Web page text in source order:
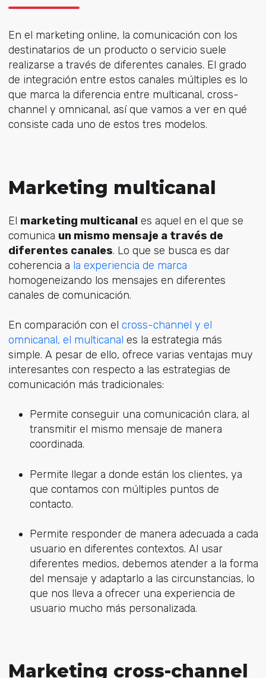
En el marketing online, la comunicación con los
destinatarios de un producto o servicio suele
realizarse a través de diferentes canales. El grado
de integración entre estos canales múltiples es lo
que marca la diferencia entre multicanal, cross-
channel y omnicanal, así que vamos a ver en qué
consiste cada uno de estos tres modelos.
Marketing multicanal
El marketing multicanales aquel en el que se
comunica un mismo mensaje a través de
diferentes canales. Lo que se busca es dar
coherencia a la experiencia de marca
homogeneizando los mensajes en diferentes
canales de comunicación.
En comparación con el cross-channel y el
omnicanal, el multicanal es la estrategia más
simple. A pesar de ello, ofrece varias ventajas muy
interesantes con respecto a las estrategias de
comunicación más tradicionales:
Permite conseguir una comunicación clara, al
transmitir el mismo mensaje de manera
coordinada.
Permite llegar a donde están los clientes, ya
que contamos con múltiples puntos de
contacto.
Permite responder de manera adecuada a cada
usuario en diferentes contextos. Al usar
diferentes medios, debemos atender a la forma
del mensaje y adaptarlo a las circunstancias, lo
que nos lleva a ofrecer una experiencia de
usuario mucho más personalizada.
Marketing cross-channel